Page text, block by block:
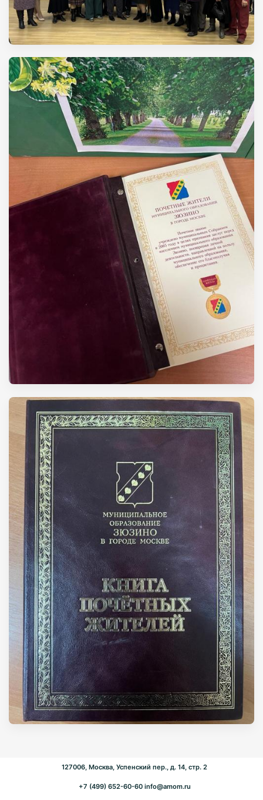
127006, Москва, Успенский пер., д. 14, стр. 2
+7 (499) 652-60-60 info@amom.ru